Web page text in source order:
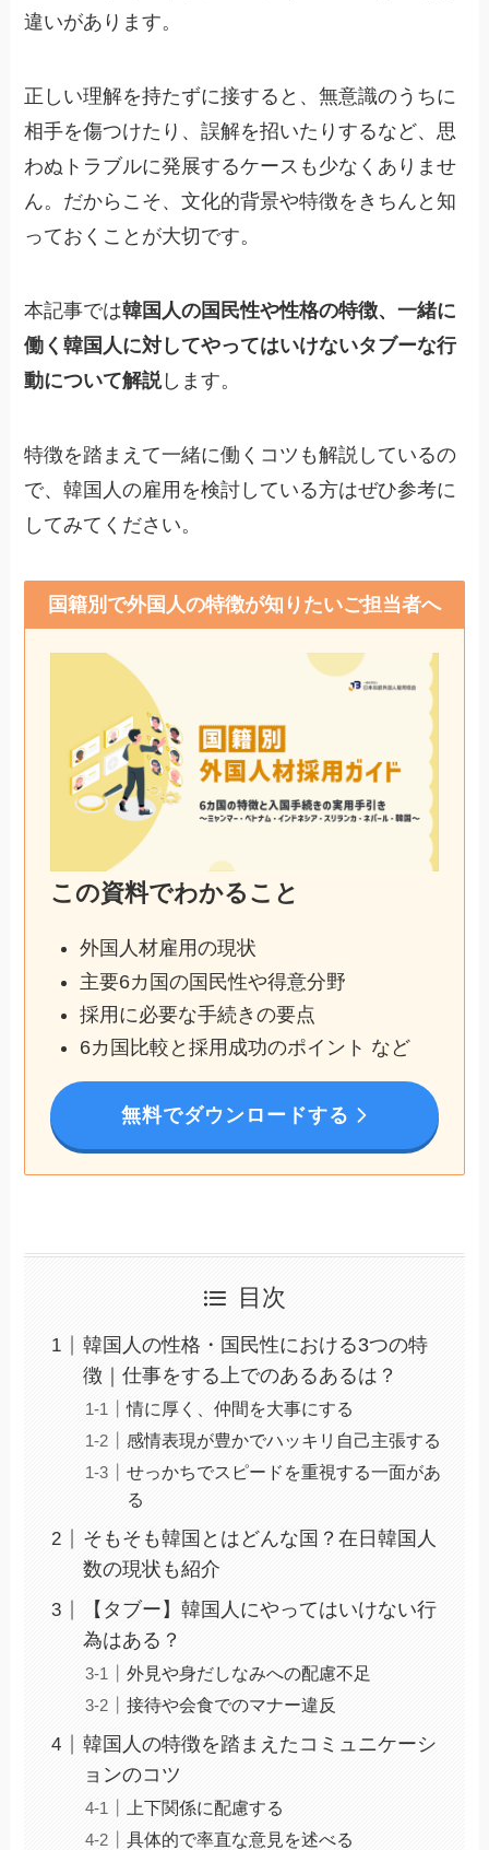
違いがあります。
正しい理解を持たずに接すると、無意識のうちに
相手を傷つけたり、誤解を招いたりするなど、思
わぬトラブルに発展するケースも少なくありませ
ん。だからこそ、文化的背景や特徴をきちんと知
っておくことが大切です。
本記事では韓国人の国民性や性格の特徴、一緒に
働く韓国人に対してやってはいけないタブーな行
動について解説します。
特徴を踏まえて一緒に働くコツも解説しているの
で、韓国人の雇用を検討している方はぜひ参考に
してみてください。
国籍別で外国人の特徴が知りたいご担当者へ
この資料でわかること
外国人材雇用の現状
主要6カ国の国民性や得意分野
採用に必要な手続きの要点
6カ国比較と採用成功のポイント など
無料でダウンロードする
目次
韓国人の性格・国民性における3つの特
徴｜仕事をする上でのあるあるは？
情に厚く、仲間を大事にする
感情表現が豊かでハッキリ自己主張する
せっかちでスピードを重視する一面があ
る
そもそも韓国とはどんな国？在日韓国人
数の現状も紹介
【タブー】韓国人にやってはいけない行
為はある？
外見や身だしなみへの配慮不足
接待や会食でのマナー違反
韓国人の特徴を踏まえたコミュニケーシ
ョンのコツ
上下関係に配慮する
具体的で率直な意見を述べる